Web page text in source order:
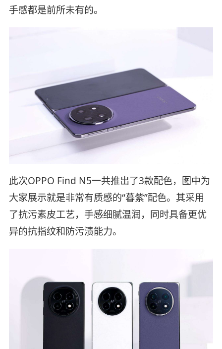
手感都是前所未有的。
此次OPPO Find N5一共推出了3款配色，图中为
大家展示就是非常有质感的“暮紫”配色。其采用
了抗污素皮工艺，手感细腻温润，同时具备更优
异的抗指纹和防污渍能力。